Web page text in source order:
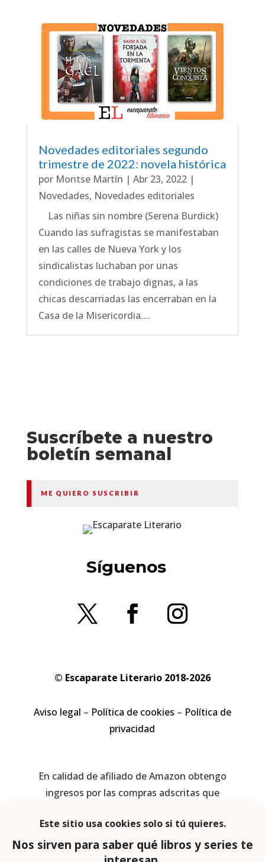
Novedades editoriales segundo
trimestre de 2022: novela histórica
por Montse Martín | Abr 23, 2022|
Novedades, Novedades editoriales
Las niñas sin nombre (Serena Burdick)
Cuando las sufragistas se manifestaban
en las calles de Nueva York y los
sindicalistas luchaban por unas
condiciones de trabajo dignas, a las
chicas descarriadas las encerraban en la
Casa de la Misericordia....
Suscríbete a nuestro
boletín semanal
ME QUIERO SUSCRIBIR
Síguenos
© Escaparate Literario 2018-2026
Aviso legal – Política de cookies – Política de
privacidad
En calidad de afiliado de Amazon obtengo
ingresos por las compras adscritas que
Página web diseñada por Lector Cero